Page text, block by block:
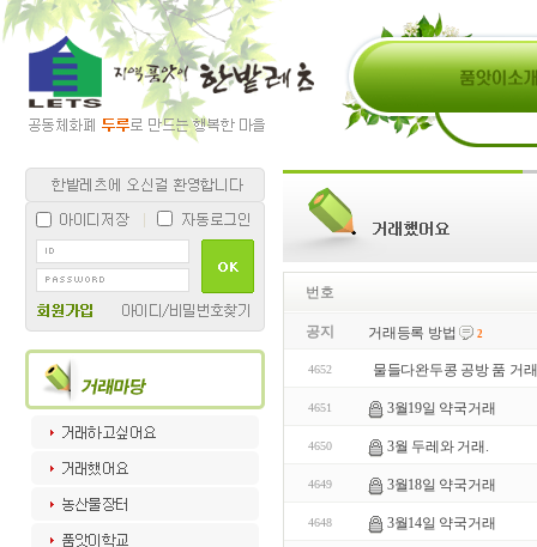
번호
공지 거래등록 방법 2
4652 물들다완두콩 공방 품 거래
4651 3월19일 약국거래
4650 3월 두레와 거래.
4649 3월18일 약국거래
4648 3월14일 약국거래